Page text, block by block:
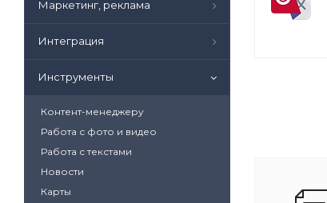
Маркетинг, реклама
Интеграция
Инструменты
Контент-менеджеру
Работа с фото и видео
Работа с текстами
Новости
Карты